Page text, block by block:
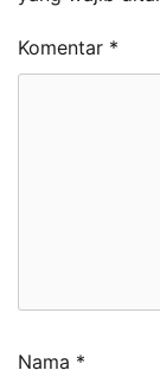
Komentar *
Nama *